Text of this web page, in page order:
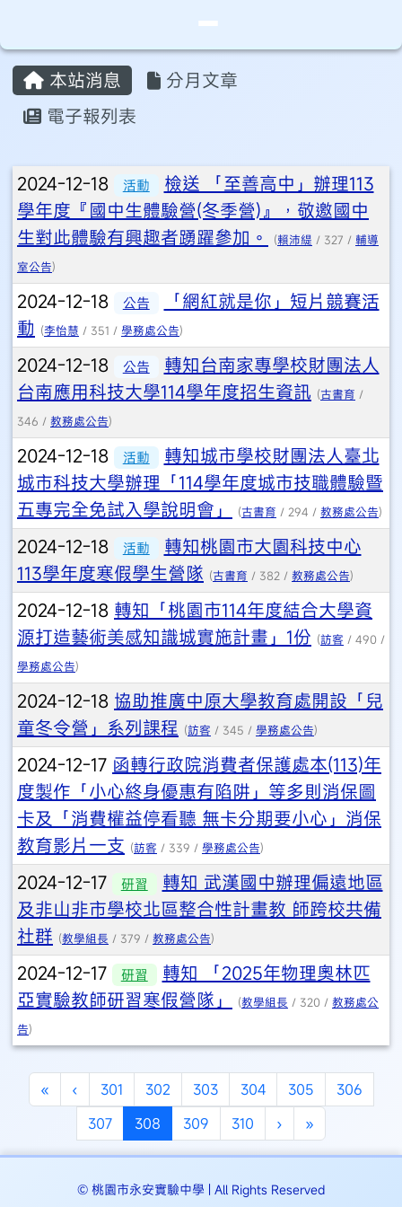
桃園市永安實驗中學
⏸
主內容區域
本站消息
分月文章
電子報列表
文章列表
2024-12-18 活動
檢送 「至善高中」辦理113
學年度『國中生體驗營(冬季營)』，敬邀國中
生對此體驗有興趣者踴躍參加。
(賴沛緹 / 327 / 輔導
室公告)
2024-12-18 公告
「網紅就是你」短片競賽活
動 (李怡慧 / 351 / 學務處公告)
2024-12-18 公告
轉知台南家專學校財團法人
台南應用科技大學114學年度招生資訊 (古書育 /
346 / 教務處公告)
2024-12-18 活動
轉知城市學校財團法人臺北
城市科技大學辦理「114學年度城市技職體驗暨
五專完全免試入學說明會」
(古書育 / 294 / 教務處公告)
2024-12-18 活動
轉知桃園市大園科技中心
113學年度寒假學生營隊 (古書育 / 382 / 教務處公告)
2024-12-18 轉知「桃園市114年度結合大學資
源打造藝術美感知識城實施計畫」1份 (訪客 / 490 /
學務處公告)
2024-12-18 協助推廣中原大學教育處開設「兒
童冬令營」系列課程 (訪客 / 345 / 學務處公告)
2024-12-17 函轉行政院消費者保護處本(113)年
度製作「小心終身優惠有陷阱」等多則消保圖
卡及「消費權益停看聽 無卡分期要小心」消保
教育影片一支 (訪客 / 339 / 學務處公告)
2024-12-17 研習
轉知 武漢國中辦理偏遠地區
及非山非市學校北區整合性計畫教 師跨校共備
社群 (教學組長 / 379 / 教務處公告)
2024-12-17 研習
轉知 「2025年物理奧林匹
亞實驗教師研習寒假營隊」
(教學組長 / 320 / 教務處公
告)
«第一頁
‹上一頁
301 302 303 304 305
306
307
308(目前頁次)
309 310 ›下一頁
»最後頁
頁尾區域
© 桃園市永安實驗中學 | All Rights Reserved